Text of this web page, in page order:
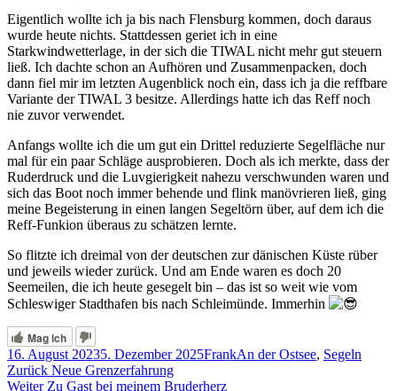
Eigentlich wollte ich ja bis nach Flensburg kommen, doch daraus
wurde heute nichts. Stattdessen geriet ich in eine
Starkwindwetterlage, in der sich die TIWAL nicht mehr gut steuern
ließ. Ich dachte schon an Aufhören und Zusammenpacken, doch
dann fiel mir im letzten Augenblick noch ein, dass ich ja die reffbare
Variante der TIWAL 3 besitze. Allerdings hatte ich das Reff noch
nie zuvor verwendet.
Anfangs wollte ich die um gut ein Drittel reduzierte Segelfläche nur
mal für ein paar Schläge ausprobieren. Doch als ich merkte, dass der
Ruderdruck und die Luvgierigkeit nahezu verschwunden waren und
sich das Boot noch immer behende und flink manövrieren ließ, ging
meine Begeisterung in einen langen Segeltörn über, auf dem ich die
Reff-Funkion überaus zu schätzen lernte.
So flitzte ich dreimal von der deutschen zur dänischen Küste rüber
und jeweils wieder zurück. Und am Ende waren es doch 20
Seemeilen, die ich heute gesegelt bin – das ist so weit wie vom
Schleswiger Stadthafen bis nach Schleimünde. Immerhin
Mag ich
Veröffentlicht
am
16. August 20235. Dezember 2025Autor
FrankKategorien
An der Ostsee, Segeln
Beitragsnavigation
Zurück Vorheriger
Beitrag:
Neue Grenzerfahrung
Weiter Nächster
Zu Gast bei meinem Bruderherz